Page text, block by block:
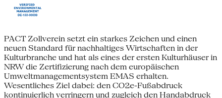
PACT Zollverein setzt ein starkes Zeichen und einen
neuen Standard für nachhaltiges Wirtschaften in der
Kulturbranche und hat als eines der ersten Kulturhäuser in
NRW die Zertifizierung nach dem europäischen
Umweltmanagementsystem EMAS erhalten.
Wesentliches Ziel dabei: den CO2e-Fußabdruck
kontinuierlich verringern und zugleich den Handabdruck